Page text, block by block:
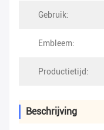
Gebruik:
Embleem:
Productietijd:
Beschrijving